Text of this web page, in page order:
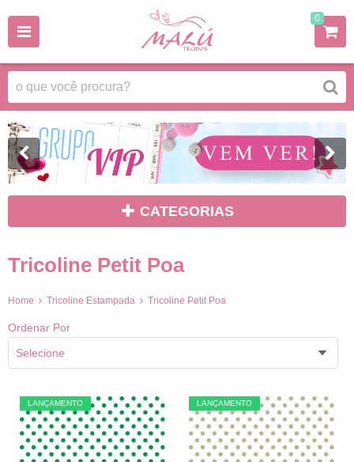
0
CATEGORIAS
Tricoline Petit Poa
Home Tricoline Estampada Tricoline Petit Poa
Ordenar Por
Selecione
LANÇAMENTO LANÇAMENTO